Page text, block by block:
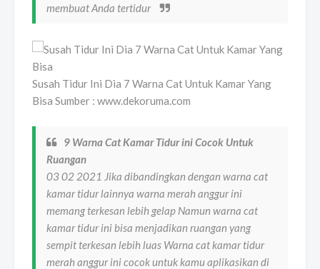
membuat Anda tertidur
Susah Tidur Ini Dia 7 Warna Cat Untuk Kamar Yang
Bisa Sumber : www.dekoruma.com
9 Warna Cat Kamar Tidur ini Cocok Untuk
Ruangan
03 02 2021 Jika dibandingkan dengan warna cat
kamar tidur lainnya warna merah anggur ini
memang terkesan lebih gelap Namun warna cat
kamar tidur ini bisa menjadikan ruangan yang
sempit terkesan lebih luas Warna cat kamar tidur
merah anggur ini cocok untuk kamu aplikasikan di